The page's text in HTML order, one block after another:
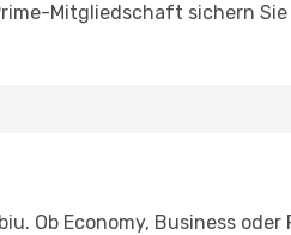
Mitgliedschaft sichern
Ob Economy, Business